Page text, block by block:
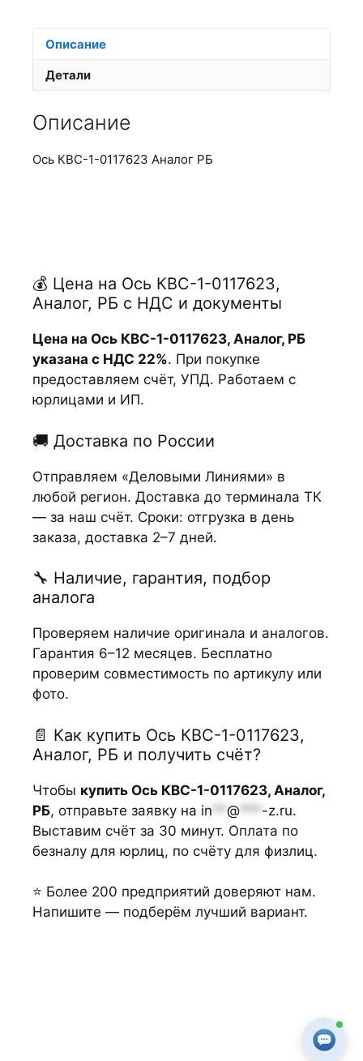
Описание
Детали
Описание
Ось КВС-1-0117623 Аналог РБ
💰 Цена на Ось КВС-1-0117623,
Аналог, РБ с НДС и документы
Цена на Ось КВС-1-0117623, Аналог, РБ
указана с НДС 22%. При покупке
предоставляем счёт, УПД. Работаем с
юрлицами и ИП.
🚚 Доставка по России
Отправляем «Деловыми Линиями» в
любой регион. Доставка до терминала ТК
— за наш счёт. Сроки: отгрузка в день
заказа, доставка 2–7 дней.
🔧 Наличие, гарантия, подбор
аналога
Проверяем наличие оригинала и аналогов.
Гарантия 6–12 месяцев. Бесплатно
проверим совместимость по артикулу или
фото.
📄 Как купить Ось КВС-1-0117623,
Аналог, РБ и получить счёт?
Чтобы купить Ось КВС-1-0117623, Аналог,
РБ, отправьте заявку на in ** @ *** -z.ru.
Выставим счёт за 30 минут. Оплата по
безналу для юрлиц, по счёту для физлиц.
⭐ Более 200 предприятий доверяют нам.
Напишите — подберём лучший вариант.